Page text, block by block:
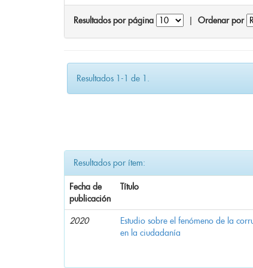
Resultados por página Ordenar por
Resultados 1-1 de 1.
Resultados por ítem:
Fecha de
publicación
Título
2020
Estudio sobre el fenómeno de la
en la ciudadanía